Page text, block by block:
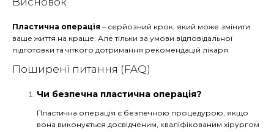
Пластична операція – серйозний крок, який може змінити
ваше життя на краще. Але тільки за умови відповідальної
підготовки та чіткого дотримання рекомендацій лікаря.
Поширені питання (FAQ)
Чи безпечна пластична операція?
Пластична операція є безпечною процедурою, якщо
вона виконується досвідченим, кваліфікованим хірургом